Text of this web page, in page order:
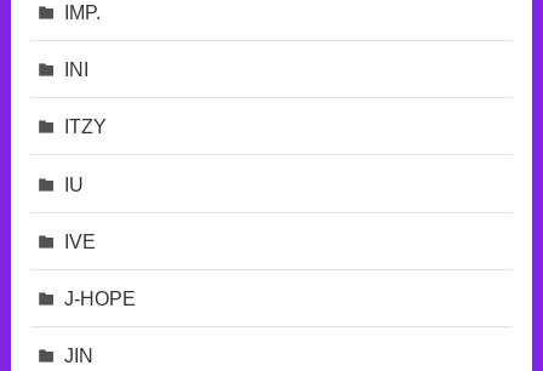
IMP.
INI
ITZY
IU
IVE
J-HOPE
JIN